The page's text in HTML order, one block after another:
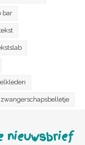
bar
zwangerschapsbelletje
nieuwsbrief